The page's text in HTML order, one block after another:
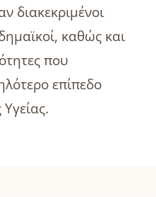
διακεκριμένοι
καθώς και
που
επίπεδο